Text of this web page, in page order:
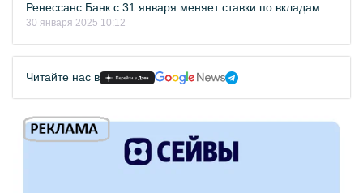
Ренессанс Банк с 31 января меняет ставки по вкладам
30 января 2025 10:12
Читайте нас в